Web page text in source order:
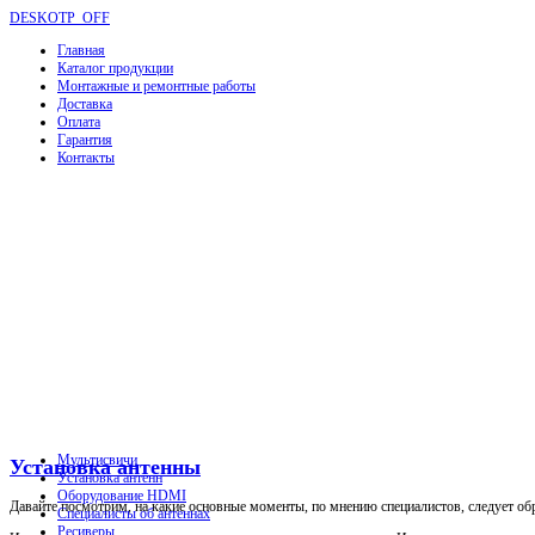
DESKOTP_OFF
Главная
Каталог продукции
Монтажные и ремонтные работы
Доставка
Оплата
Гарантия
Контакты
Установка антенны
Давайте посмотрим, на какие основные моменты, по мнению специалистов, следует
Мультисвичи
Установка антенн
Оборудование HDMI
Специалисты об антеннах
Ресиверы